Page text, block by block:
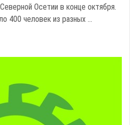
Осетии в конце октября.
400 человек из разных ...